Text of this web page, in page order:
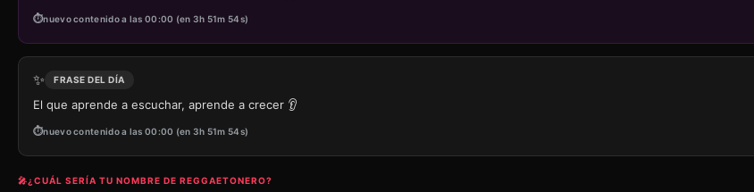
nuevo contenido a las 00:00 (en 3h 51m 54s)
✨ FRASE DEL DÍA
El que aprende a escuchar, aprende a crecer 👂
nuevo contenido a las 00:00 (en 3h 51m 54s)
🎤¿CUÁL SERÍA TU NOMBRE DE REGGAETONERO?